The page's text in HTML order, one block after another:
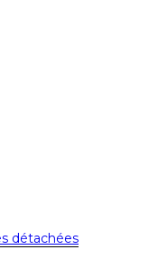
détachées